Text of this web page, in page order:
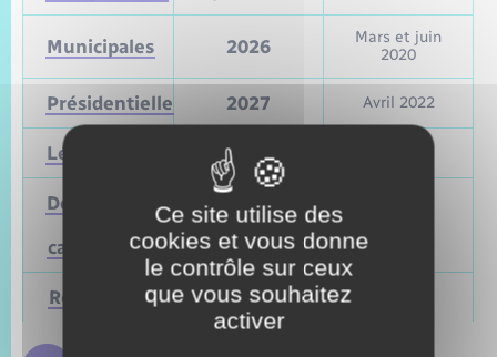
Municipales 2026
Mars et juin
2020
Présidentielle 2027 Avril 2022
Législatives 2027
Départementales
cantonales)
Mars 2028
Régionales Mars 2028
Ce site utilise des
cookies et vous donne
le contrôle sur ceux
que vous souhaitez
activer